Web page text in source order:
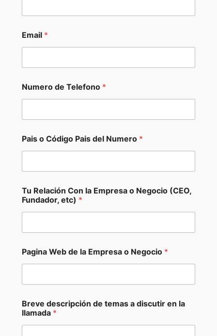
n
l
l
a
a
a
i
ó
Email *
Numero de Telefono *
Pais o Código Pais del Numero *
Tu Relación Con la Empresa o Negocio (CEO,
Fundador, etc) *
Pagina Web de la Empresa o Negocio *
Breve descripción de temas a discutir en la
llamada *